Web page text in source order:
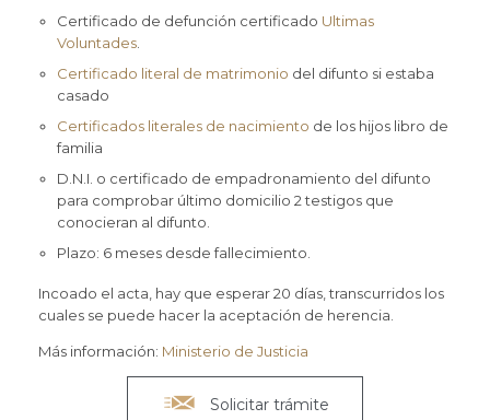
Certificado de defunción certificado Ultimas
Voluntades.
Certificado literal de matrimonio del difunto si estaba
casado
Certificados literales de nacimiento de los hijos libro de
familia
D.N.I. o certificado de empadronamiento del difunto
para comprobar último domicilio 2 testigos que
conocieran al difunto.
Plazo: 6 meses desde fallecimiento.
Incoado el acta, hay que esperar 20 días, transcurridos los
cuales se puede hacer la aceptación de herencia.
Más información: Ministerio de Justicia
 Solicitar trámite